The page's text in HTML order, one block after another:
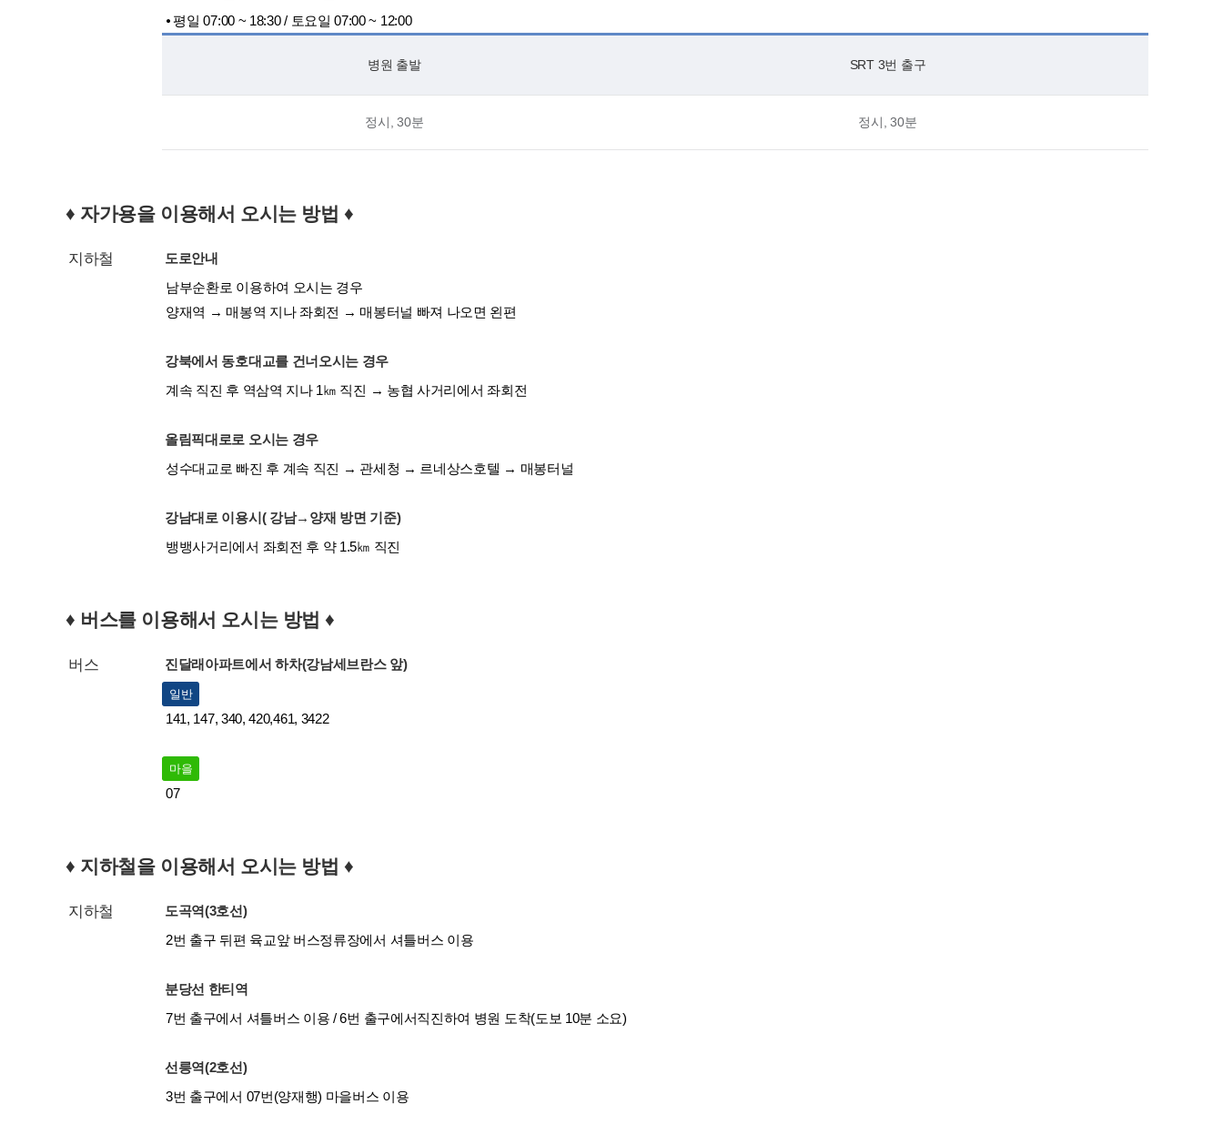
⦁ 평일 07:00 ~ 18:30 / 토요일 07:00 ~ 12:00
병원 출발 SRT 3번 출구
정시, 30분 정시, 30분
♦ 자가용을 이용해서 오시는 방법 ♦
지하철
도로안내
남부순환로 이용하여 오시는 경우
양재역 → 매봉역 지나 좌회전 → 매봉터널 빠져 나오면 왼편
강북에서 동호대교를 건너오시는 경우
계속 직진 후 역삼역 지나 1㎞ 직진 → 농협 사거리에서 좌회전
올림픽대로로 오시는 경우
성수대교로 빠진 후 계속 직진 → 관세청 → 르네상스호텔 → 매봉터널
강남대로 이용시( 강남→양재 방면 기준)
뱅뱅사거리에서 좌회전 후 약 1.5㎞ 직진
♦ 버스를 이용해서 오시는 방법 ♦
버스 진달래아파트에서 하차(강남세브란스 앞)
일반
141, 147, 340, 420,461, 3422
마을
07
♦ 지하철을 이용해서 오시는 방법 ♦
지하철
도곡역(3호선)
2번 출구 뒤편 육교앞 버스정류장에서 셔틀버스 이용
분당선 한티역
7번 출구에서 셔틀버스 이용 / 6번 출구에서직진하여 병원 도착(도보 10분 소요)
선릉역(2호선)
3번 출구에서 07번(양재행) 마을버스 이용